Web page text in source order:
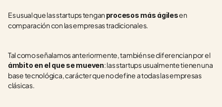
Es usual que las startups tengan procesos más ágiles en
comparación con las empresas tradicionales.
Tal como señalamos anteriormente, también se diferencian por el
ámbito en el que se mueven: las startups usualmente tienen una
base tecnológica, carácter que no define a todas las empresas
clásicas.